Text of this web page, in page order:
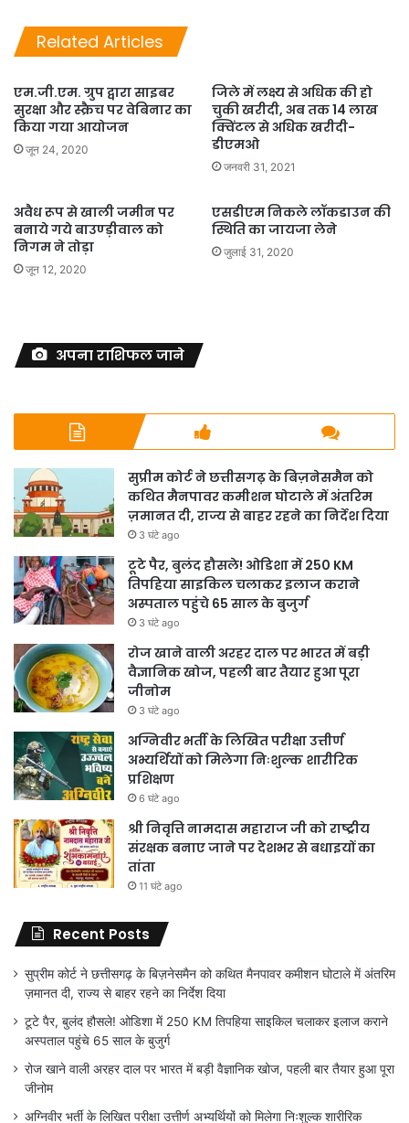
Related Articles
एम.जी.एम. ग्रुप द्वारा साइबर
सुरक्षा और स्क्रैच पर वेबिनार का
किया गया आयोजन
जून 24, 2020
जिले में लक्ष्य से अधिक की हो
चुकी खरीदी, अब तक 14 लाख
क्विंटल से अधिक खरीदी-
डीएमओ
जनवरी 31, 2021
अवैध रूप से खाली जमीन पर
बनाये गये बाउण्ड़ीवाल को
निगम ने तोड़ा
जून 12, 2020
एसडीएम निकले लॉकडाउन की
स्थिति का जायजा लेने
जुलाई 31, 2020
अपना राशिफल जाने
सुप्रीम कोर्ट ने छत्तीसगढ़ के बिज़नेसमैन को
कथित मैनपावर कमीशन घोटाले में अंतरिम
ज़मानत दी, राज्य से बाहर रहने का निर्देश दिया
3 घंटे ago
टूटे पैर, बुलंद हौसले! ओडिशा में 250 KM
तिपहिया साइकिल चलाकर इलाज कराने
अस्पताल पहुंचे 65 साल के बुजुर्ग
3 घंटे ago
रोज खाने वाली अरहर दाल पर भारत में बड़ी
वैज्ञानिक खोज, पहली बार तैयार हुआ पूरा
जीनोम
3 घंटे ago
अग्निवीर भर्ती के लिखित परीक्षा उत्तीर्ण
अभ्यर्थियों को मिलेगा निःशुल्क शारीरिक
प्रशिक्षण
6 घंटे ago
श्री निवृत्ति नामदास महाराज जी को राष्ट्रीय
संरक्षक बनाए जाने पर देशभर से बधाइयों का
तांता
11 घंटे ago
Recent Posts
सुप्रीम कोर्ट ने छत्तीसगढ़ के बिज़नेसमैन को कथित मैनपावर कमीशन घोटाले में अंतरिम
ज़मानत दी, राज्य से बाहर रहने का निर्देश दिया
टूटे पैर, बुलंद हौसले! ओडिशा में 250 KM तिपहिया साइकिल चलाकर इलाज कराने
अस्पताल पहुंचे 65 साल के बुजुर्ग
रोज खाने वाली अरहर दाल पर भारत में बड़ी वैज्ञानिक खोज, पहली बार तैयार हुआ पूरा
जीनोम
अग्निवीर भर्ती के लिखित परीक्षा उत्तीर्ण अभ्यर्थियों को मिलेगा निःशुल्क शारीरिक